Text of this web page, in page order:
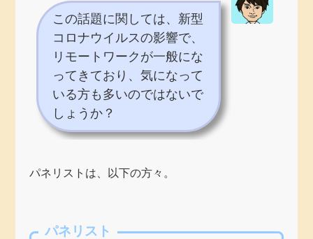
この話題に関しては、新型
コロナウイルスの影響で、
リモートワークが一般にな
ってきており、気になって
いる方も多いのではないで
しょうか？
パネリストは、以下の方々。
パネリスト